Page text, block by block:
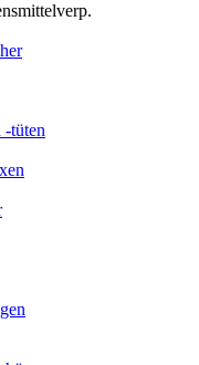
-tüten